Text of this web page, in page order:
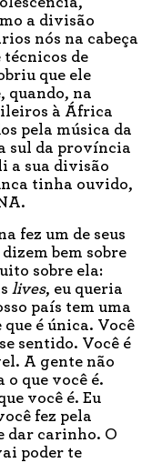
a divisão
nós na cabeça
de
que ele
quando, na
à África
pela música da
sul da província
a sua divisão
tinha ouvido,
fez um de seus
bem sobre
sobre ela:
lives, eu queria
país tem uma
é única. Você
sentido. Você é
A gente não
que você é.
você é. Eu
fez pela
dar carinho. O
poder te